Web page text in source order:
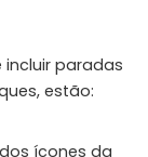
incluir paradas
estão:
ícones da